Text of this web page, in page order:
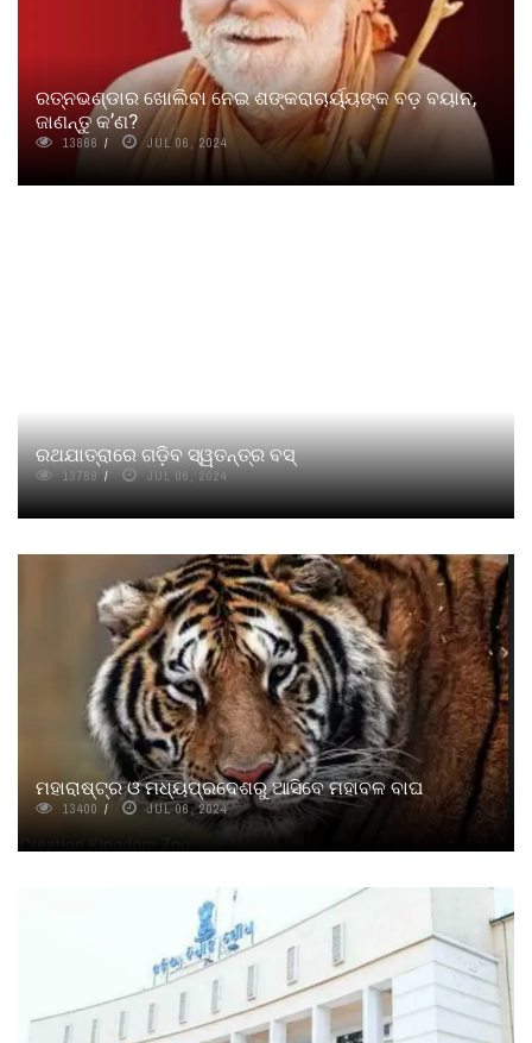
ରତ୍ନଭଣ୍ଡାର ଖୋଲିବା ନେଇ ଶଙ୍କରାଚାର୍ୟ୍ୟଙ୍କ ବଡ଼ ବୟାନ,
ଜାଣନ୍ତୁ କ’ଣ?
13866 JUL 06, 2024
ରଥଯାତ୍ରାରେ ଗଡ଼ିବ ସ୍ୱତନ୍ତ୍ର ବସ୍
13789 JUL 06, 2024
ମହାରାଷ୍ଟ୍ର ଓ ମଧ୍ୟପ୍ରଦେଶରୁ ଆସିବେ ମହାବଳ ବାଘ
13400 JUL 06, 2024